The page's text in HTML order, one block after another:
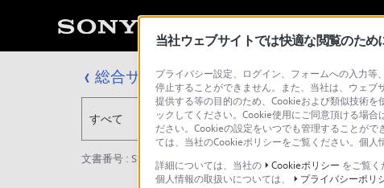
総合サポート・お問い合わせ
すべて
文書番号 : S1604130079043 / 最終更新日 : 2025/03/11
当社ウェブサイトでは快適な閲覧のため
プライバシー設定、ログイン、フォームへの入力
停止することができません。また、当社は、ウェ
提供する等の目的のため、Cookieおよび類似技術
ックしてください。Cookie使用にご同意頂ける場
ださい。Cookieの設定をいつでも管理することが
ては、当社のCookieポリシーをご覧ください。個人
詳細については、当社の
Cookieポリシー をご覧く
個人情報の取扱いについては、
プライバシーポリ